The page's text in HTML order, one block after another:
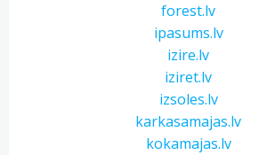
forest.lv
ipasums.lv
izire.lv
iziret.lv
izsoles.lv
karkasamajas.lv
kokamajas.lv